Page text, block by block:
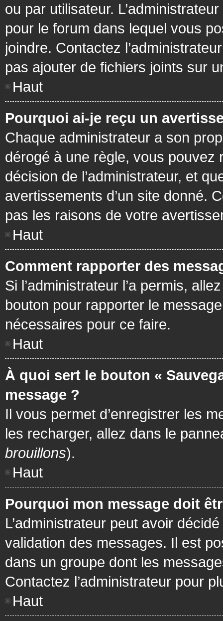
ou par utilisateur.
pour le forum dans lequel vous
joindre. Contactez
pas ajouter de fichiers joints sur
Haut
Pourquoi ai-je reçu un
Chaque administrateur a son
dérogé à une règle, vous pouvez
décision de l’administrateur, et
avertissements d’un site donné.
pas les raisons de votre
Haut
Comment rapporter des
Si l’administrateur l’a permis,
bouton pour rapporter le
nécessaires pour ce faire.
Haut
À quoi sert le bouton «
message ?
Il vous permet d’enregistrer les
les recharger, allez dans le
brouillons).
Haut
Pourquoi mon message doit
L’administrateur peut avoir
validation des messages. Il est
dans un groupe dont les
Contactez l’administrateur pour
Haut